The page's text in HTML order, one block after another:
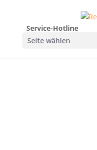
Service-Hotline
Seite wählen